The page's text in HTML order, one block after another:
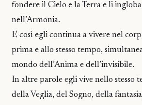
fondere il Cielo e la Terra e li
nell’Armonia.
E così egli continua a vivere nel
prima e allo stesso tempo,
mondo dell’Anima e dell’invisibile.
In altre parole egli vive nello stesso
della Veglia, del Sogno, della